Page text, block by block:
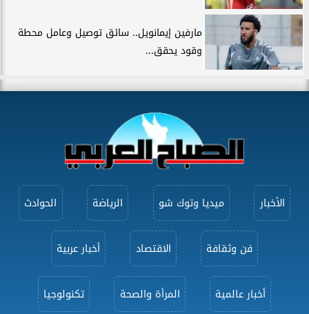
مارفين إيمانويل.. سائق توصيل وعامل محطة
وقود يحقق...
الأخبار ميديا وتوك شو الرياضة الحوادث
فن وثقافة الاقتصاد أخبار عربية
أخبار عالمية المرأة والصحة تكنولوجيا